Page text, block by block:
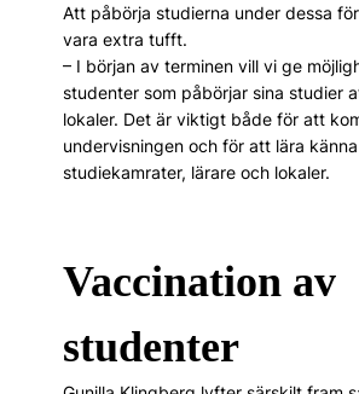
Att påbörja studierna under dessa
vara extra tufft.
– I början av terminen vill vi ge
studenter som påbörjar sina studier
lokaler. Det är viktigt både för att
undervisningen och för att lära känna
studiekamrater, lärare och lokaler.
Vaccination av
studenter